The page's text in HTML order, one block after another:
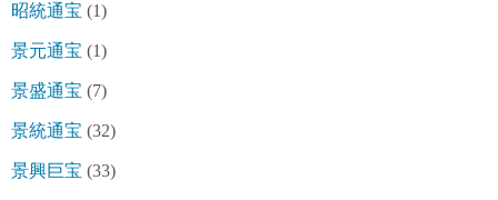
昭統通宝 (1)
景元通宝 (1)
景盛通宝 (7)
景統通宝 (32)
景興巨宝 (33)